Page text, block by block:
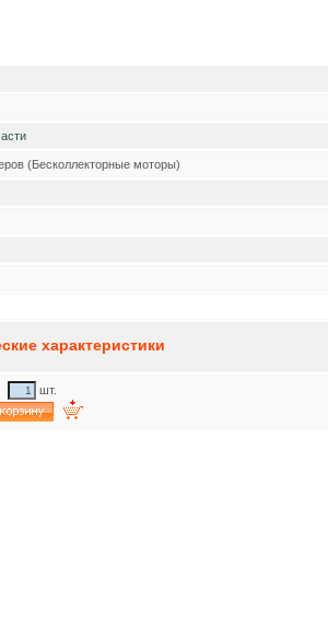
(Бесколлекторные моторы)
характеристики
шт.